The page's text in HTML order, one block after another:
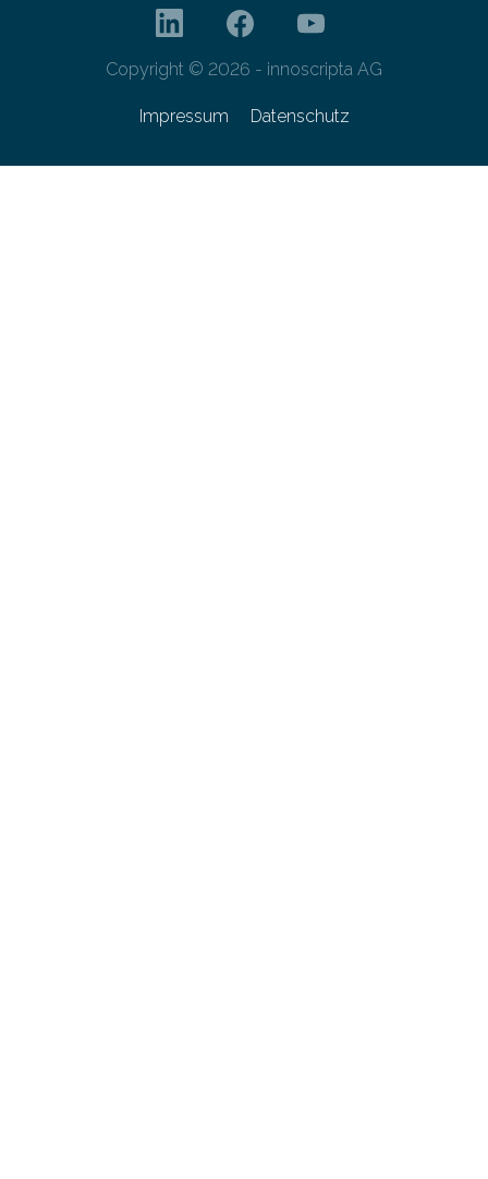
Copyright © 2026 - innoscripta AG
Impressum Datenschutz